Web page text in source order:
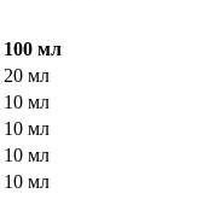
100 мл
20 мл
10 мл
10 мл
10 мл
10 мл